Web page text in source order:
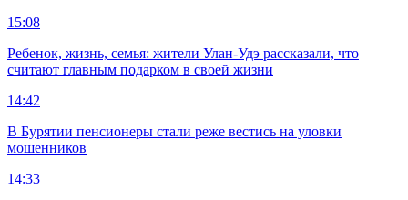
15:08
Ребенок, жизнь, семья: жители Улан-Удэ рассказали, что
считают главным подарком в своей жизни
14:42
В Бурятии пенсионеры стали реже вестись на уловки
мошенников
14:33